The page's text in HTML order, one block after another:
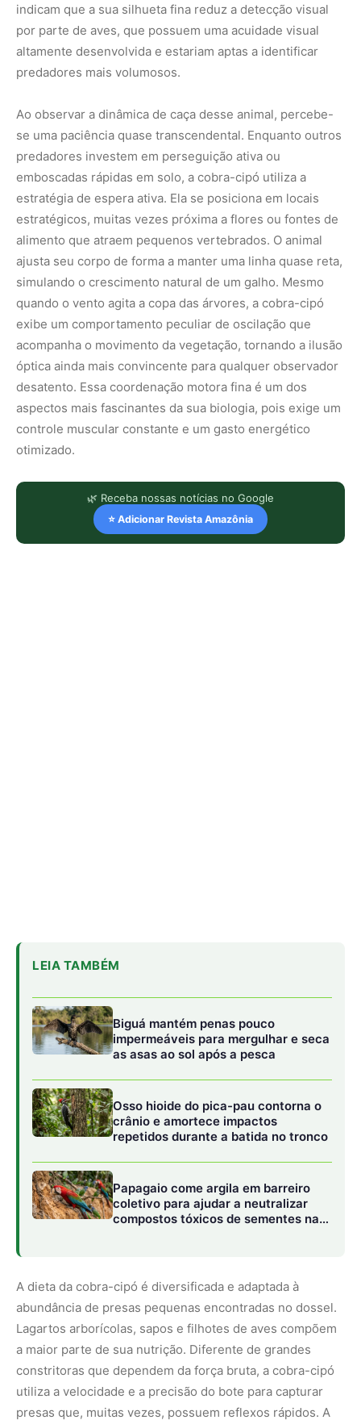
indicam que a sua silhueta fina reduz a detecção visual
por parte de aves, que possuem uma acuidade visual
altamente desenvolvida e estariam aptas a identificar
predadores mais volumosos.
Ao observar a dinâmica de caça desse animal, percebe-
se uma paciência quase transcendental. Enquanto outros
predadores investem em perseguição ativa ou
emboscadas rápidas em solo, a cobra-cipó utiliza a
estratégia de espera ativa. Ela se posiciona em locais
estratégicos, muitas vezes próxima a flores ou fontes de
alimento que atraem pequenos vertebrados. O animal
ajusta seu corpo de forma a manter uma linha quase reta,
simulando o crescimento natural de um galho. Mesmo
quando o vento agita a copa das árvores, a cobra-cipó
exibe um comportamento peculiar de oscilação que
acompanha o movimento da vegetação, tornando a ilusão
óptica ainda mais convincente para qualquer observador
desatento. Essa coordenação motora fina é um dos
aspectos mais fascinantes da sua biologia, pois exige um
controle muscular constante e um gasto energético
otimizado.
🌿 Receba nossas notícias no Google
⭐ Adicionar Revista Amazônia
floresta
A dieta da cobra-cipó é diversificada e adaptada à
abundância de presas pequenas encontradas no dossel.
Lagartos arborícolas, sapos e filhotes de aves compõem
a maior parte de sua nutrição. Diferente de grandes
constritoras que dependem da força bruta, a cobra-cipó
utiliza a velocidade e a precisão do bote para capturar
presas que, muitas vezes, possuem reflexos rápidos. A
estrutura de sua boca e a disposição de seus dentes
permitem uma preensão eficiente, garantindo que o
alimento seja contido rapidamente. Em ambientes
capaz de explorar nichos verticais onde outros
mesma eficiência dá a esse réptil uma vantagem
competitiva significativa.
A importância biológica desse predador transcende a
simples captura de presas. Como parte da cadeia trófica,
a cobra-cipó auxilia no controle populacional de diversas